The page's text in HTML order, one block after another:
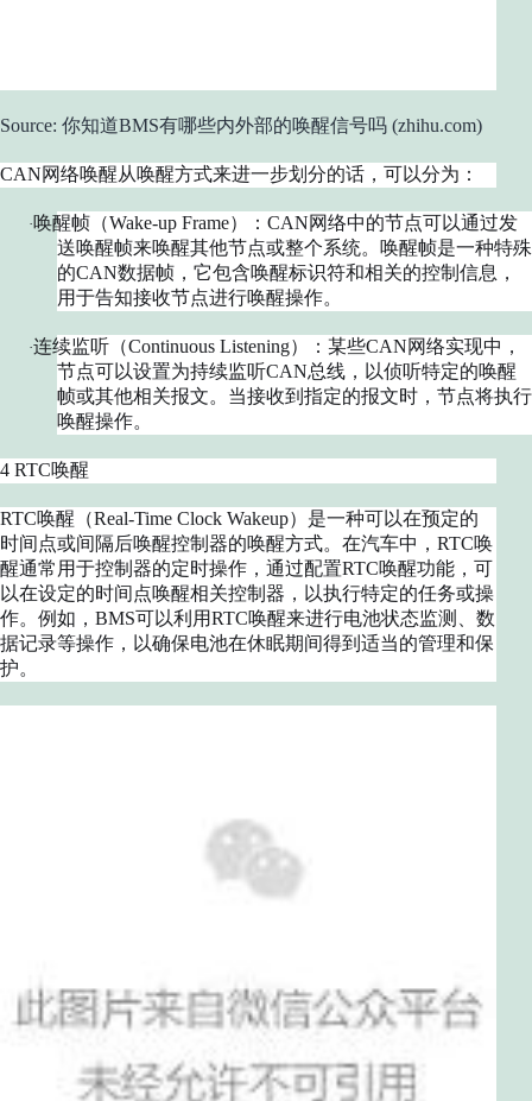
Source: 你知道BMS有哪些内外部的唤醒信号吗 (zhihu.com)
CAN网络唤醒从唤醒方式来进一步划分的话，可以分为：
·唤醒帧（Wake-up Frame）：CAN网络中的节点可以通过发
送唤醒帧来唤醒其他节点或整个系统。唤醒帧是一种特殊
的CAN数据帧，它包含唤醒标识符和相关的控制信息，
用于告知接收节点进行唤醒操作。
·连续监听（Continuous Listening）：某些CAN网络实现中，
节点可以设置为持续监听CAN总线，以侦听特定的唤醒
帧或其他相关报文。当接收到指定的报文时，节点将执行
唤醒操作。
4 RTC唤醒
RTC唤醒（Real-Time Clock Wakeup）是一种可以在预定的
时间点或间隔后唤醒控制器的唤醒方式。在汽车中，RTC唤
醒通常用于控制器的定时操作，通过配置RTC唤醒功能，可
以在设定的时间点唤醒相关控制器，以执行特定的任务或操
作。例如，BMS可以利用RTC唤醒来进行电池状态监测、数
据记录等操作，以确保电池在休眠期间得到适当的管理和保
护。